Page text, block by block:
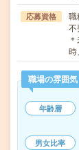
応募資格
職
不
時
職場の雰囲気
年齢層
男女比率